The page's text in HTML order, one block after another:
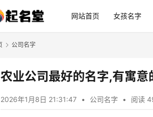
网站首页 女孩名字
公司名字
农业公司最好的名字,有寓意
2026年1月8日 21:31:47 • 公司名字 • 阅读